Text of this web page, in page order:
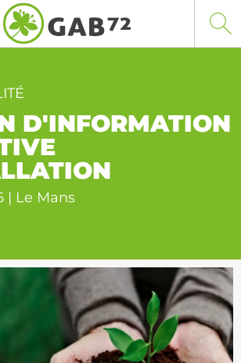
D'INFORMATION
| Le Mans
des cookies